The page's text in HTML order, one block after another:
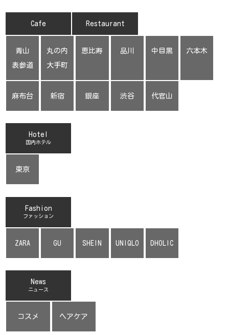
Cafe Restaurant
青山
表参道
丸の内
大手町
恵比寿 品川 中目黒 六本木
麻布台 新宿 銀座 渋谷 代官山
Hotel
国内ホテル
東京
Fashion
ファッション
ZARA GU SHEIN UNIQLO DHOLIC
News
ニュース
コスメ ヘアケア